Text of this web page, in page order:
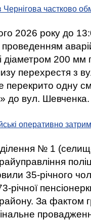
частково
2026 року до
проведенням
діаметром 200 мм
перехрестя з
перекрито одну
до вул. Шевченка.
оперативно
№ 1
35-річного
річної
району. За фактом